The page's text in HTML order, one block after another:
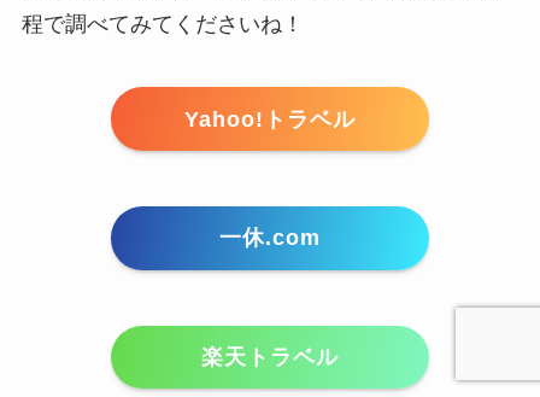
程で調べてみてくださいね！
Yahoo!トラベル
一休.com
楽天トラベル